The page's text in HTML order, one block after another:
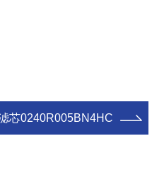
芯0240R005BN4HC